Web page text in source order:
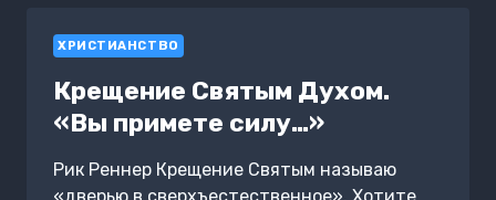
ХРИСТИАНСТВО
Крещение Святым Духом.
«Вы примете силу…»
Рик Реннер Крещение Святым называю
«дверью в сверхъестественное». Хотите